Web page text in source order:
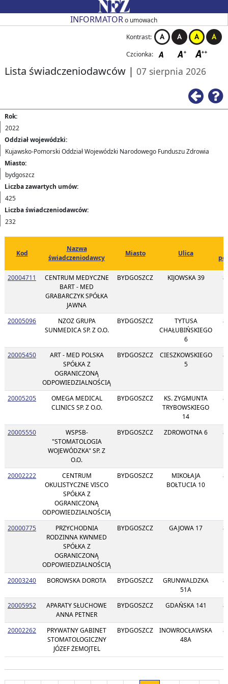
Przejdź do strony głównejINFORMATORo umowach
Kontrast:
Czcionka:
Lista świadczeniodawców | 07 sierpnia 2026
Rok:
2022
Oddział wojewódzki:
Kujawsko-Pomorski Oddział Wojewódzki Narodowego Funduszu Zdrowia
Miasto:
bydgoszcz
Liczba zawartych umów:
425
Liczba świadczeniodawców:
232
Kod
Nazwa
świadczeniodawcy
Miasto Ulica
20004711
CENTRUM MEDYCZNE
BART - MED
GRABARCZYK SPÓŁKA
JAWNA
BYDGOSZCZ KIJOWSKA 39
20005096
NZOZ GRUPA
SUNMEDICA SP. Z O.O.
BYDGOSZCZ
TYTUSA
CHAŁUBIŃSKIEGO
6
20005450
ART - MED POLSKA
SPÓŁKA Z
OGRANICZONĄ
ODPOWIEDZIALNOŚCIĄ
BYDGOSZCZ
CIESZKOWSKIEGO
5
20005205
OMEGA MEDICAL
CLINICS SP. Z O.O.
BYDGOSZCZ
KS. ZYGMUNTA
TRYBOWSKIEGO
14
20005550
WSPSB-
"STOMATOLOGIA
WOJEWÓDZKA" SP. Z
O.O.
BYDGOSZCZ ZDROWOTNA 6
20002222
CENTRUM
OKULISTYCZNE VISCO
SPÓŁKA Z
OGRANICZONĄ
ODPOWIEDZIALNOŚCIĄ
BYDGOSZCZ
MIKOŁAJA
BOŁTUCIA 10
20000775
PRZYCHODNIA
RODZINNA KWNMED
SPÓŁKA Z
OGRANICZONĄ
ODPOWIEDZIALNOŚCIĄ
BYDGOSZCZ GAJOWA 17
20003240 BOROWSKA DOROTA BYDGOSZCZ
GRUNWALDZKA
51A
20005952
APARATY SŁUCHOWE
ANNA PETNER
BYDGOSZCZ GDAŃSKA 141
20002262
PRYWATNY GABINET
STOMATOLOGICZNY
JÓZEF ŻEMOJTEL
BYDGOSZCZ
INOWROCŁAWSKA
48A